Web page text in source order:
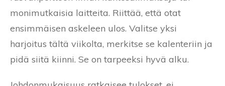
monimutkaisia laitteita. Riittää, että otat
ensimmäisen askeleen ulos. Valitse yksi
harjoitus tältä viikolta, merkitse se kalenteriin ja
pidä siitä kiinni. Se on tarpeeksi hyvä alku.